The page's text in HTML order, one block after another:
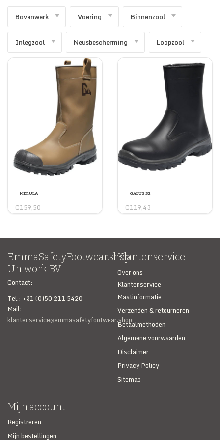
SECURITY & SERVICES
Bovenwerk Voering Binnenzool
Inlegzool Neusbescherming Loopzool
MERULA
€159,50
GALUS S2
€119,43
EmmaSafetyFootwear.shop
Uniwork BV
Contact:
Tel.: +31 (0)50 211 5420
Mail:
klantenservice@emmasafetyfootwear.shop
Klantenservice
Over ons
Klantenservice
Maatinformatie
Verzenden & retourneren
Betaalmethoden
Algemene voorwaarden
Disclaimer
Privacy Policy
Sitemap
Mijn account
Registreren
Mijn bestellingen